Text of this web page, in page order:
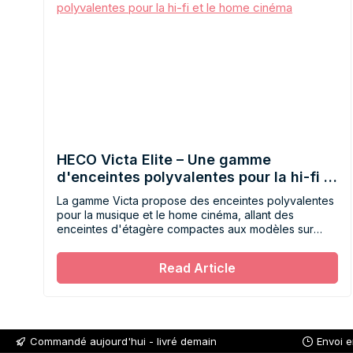
HECO Victa Elite – Une gamme
d'enceintes polyvalentes pour la hi-fi et
le home cinéma
La gamme Victa propose des enceintes polyvalentes
pour la musique et le home cinéma, allant des
enceintes d'étagère compactes aux modèles sur
intérieurs.
Read Article
Commandé aujourd'hui - livré demain Envoi